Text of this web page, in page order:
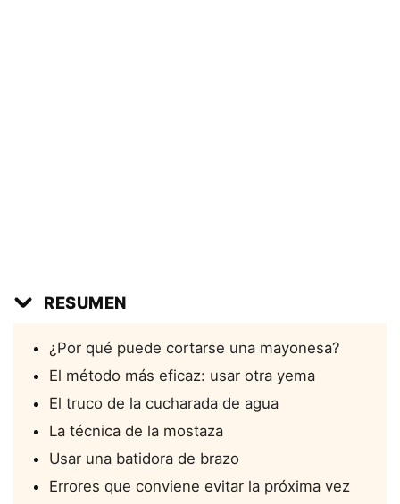
RESUMEN
¿Por qué puede cortarse una mayonesa?
El método más eficaz: usar otra yema
El truco de la cucharada de agua
La técnica de la mostaza
Usar una batidora de brazo
Errores que conviene evitar la próxima vez